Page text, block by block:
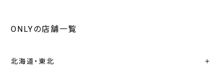
ONLYの店舗一覧
北海道・東北